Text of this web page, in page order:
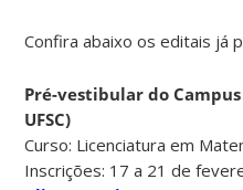
Confira abaixo os editais já
Pré-vestibular do
UFSC)
Curso: Licenciatura em
Inscrições: 17 a 21 de